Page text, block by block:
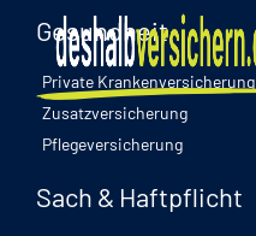
Gesundheit
Private Krankenversicherung
Zusatzversicherung
Pflegeversicherung
Sach & Haftpflicht